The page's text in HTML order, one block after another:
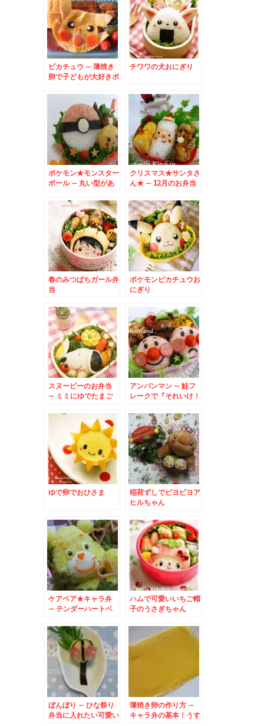
ピカチュウ – 薄焼き
卵で子どもが大好きポ
愛いキャラに♪
チワワの犬おにぎり
ポケモン★モンスター
ボール – 丸い型があ
ゃう♪
クリスマス★サンタさ
ん★ – 12月のお弁当
まり☆
春のみつばちガール弁
当
ポケモンピカチュウお
にぎり
スヌーピーのお弁当
– ミミにゆでたまご
アンパンマン – 鮭フ
レークで『それいけ！
ゆで卵でおひさま
稲荷ずしでピヨピヨア
ヒルちゃん
ケアベア★キャラ弁
– テンダーハートベ
決め手★
ハムで可愛いいちご帽
子のうさぎちゃん
ぼんぼり – ひな祭り
弁当に入れたい可愛い
薄焼き卵の作り方 –
キャラ弁の基本！うす